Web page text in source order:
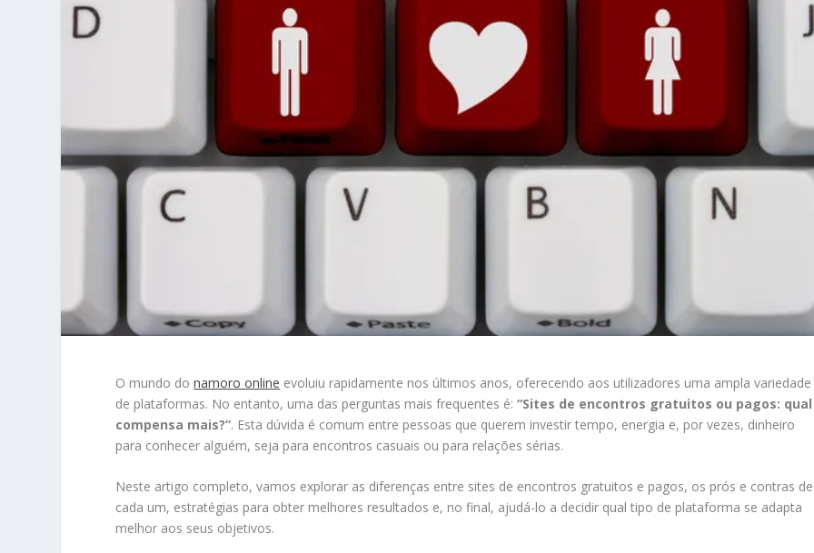
O mundo donamoro online evoluiu rapidamente nos últimos anos, oferecendo aos utilizadores uma ampla variedade
de plataformas. No entanto, uma das perguntas mais frequentes é:“Sites de encontros gratuitos ou pagos: qual
compensa mais?”. Esta dúvida é comum entre pessoas que querem investir tempo, energia e, por vezes, dinheiro
para conhecer alguém, seja para encontros casuais ou para relações sérias.
Neste artigo completo, vamos explorar as diferenças entre sites de encontros gratuitos e pagos, os prós e contras de
cada um, estratégias para obter melhores resultados e, no final, ajudá-lo a decidir qual tipo de plataforma se adapta
melhor aos seus objetivos.